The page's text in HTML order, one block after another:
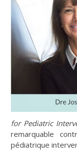
for Pediatric
remarquable
pédiatrique